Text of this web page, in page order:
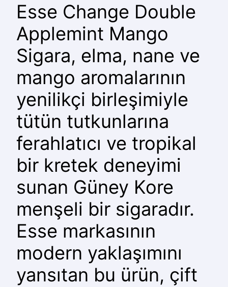
Esse Change Double
Applemint Mango
Sigara, elma, nane ve
mango aromalarının
yenilikçi birleşimiyle
tütün tutkunlarına
ferahlatıcı ve tropikal
bir kretek deneyimi
sunan Güney Kore
menşeli bir sigaradır.
Esse markasının
modern yaklaşımını
yansıtan bu ürün, çift